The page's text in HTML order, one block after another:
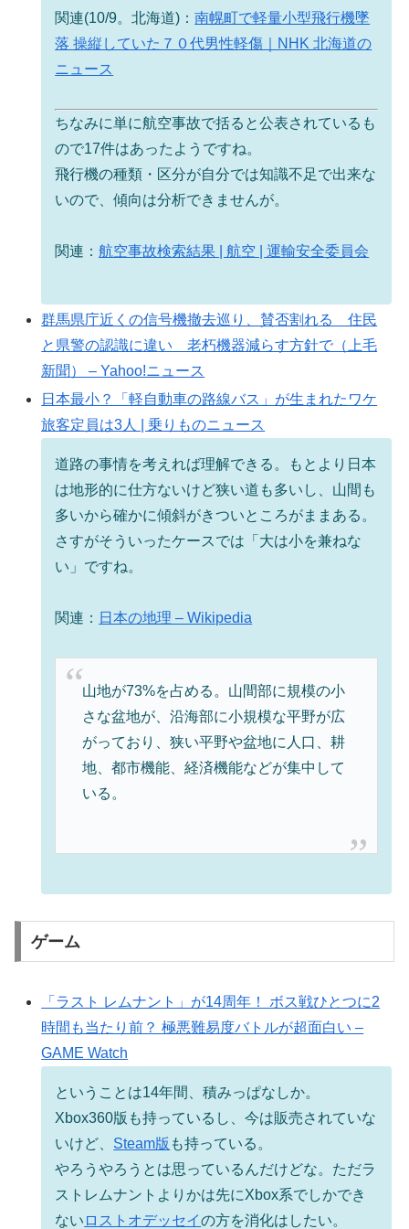
関連(10/9。北海道)：南幌町で軽量小型飛行機墜
落 操縦していた７０代男性軽傷｜NHK 北海道の
ニュース
ちなみに単に航空事故で括ると公表されているも
ので17件はあったようですね。
飛行機の種類・区分が自分では知識不足で出来な
いので、傾向は分析できませんが。
関連：航空事故検索結果 | 航空 | 運輸安全委員会
群馬県庁近くの信号機撤去巡り、賛否割れる 住民
と県警の認識に違い 老朽機器減らす方針で（上毛
新聞） – Yahoo!ニュース
日本最小？「軽自動車の路線バス」が生まれたワケ
旅客定員は3人 | 乗りものニュース
道路の事情を考えれば理解できる。もとより日本
は地形的に仕方ないけど狭い道も多いし、山間も
多いから確かに傾斜がきついところがままある。
さすがそういったケースでは「大は小を兼ねな
い」ですね。
関連： 日本の地理 – Wikipedia
山地が73%を占める。山間部に規模の小
さな盆地が、沿海部に小規模な平野が広
がっており、狭い平野や盆地に人口、耕
地、都市機能、経済機能などが集中して
いる。
ゲーム
「ラスト レムナント」が14周年！ ボス戦ひとつに2
時間も当たり前？ 極悪難易度バトルが超面白い –
GAME Watch
ということは14年間、積みっぱなしか。
Xbox360版も持っているし、今は販売されていな
いけど、 Steam版 も持っている。
やろうやろうとは思っているんだけどな。ただラ
ストレムナントよりかは先にXbox系でしかでき
ない ロストオデッセイの方を消化はしたい。